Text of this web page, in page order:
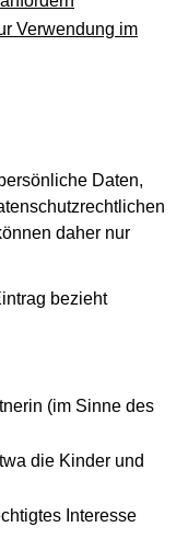
Verwendung im
Daten,
daher nur
bezieht
(im Sinne des
die Kinder und
Interesse